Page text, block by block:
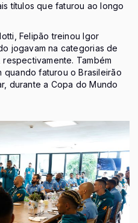
títulos que faturou ao longo
Felipão treinou Igor
jogavam na categorias de
Também
faturou o Brasileirão
durante a Copa do Mundo